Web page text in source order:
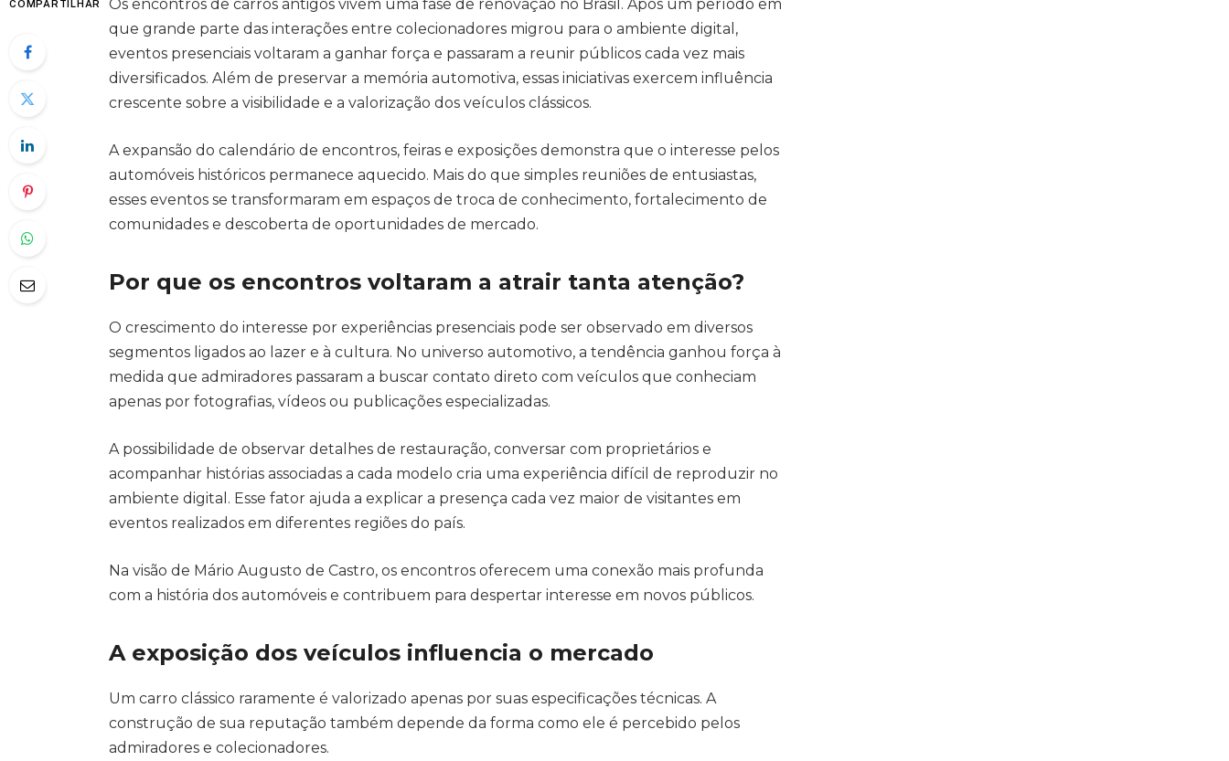
COMPARTILHAR
Os encontros de carros antigos vivem uma fase de renovação no Brasil. Após um período em
que grande parte das interações entre colecionadores migrou para o ambiente digital,
eventos presenciais voltaram a ganhar força e passaram a reunir públicos cada vez mais
diversificados. Além de preservar a memória automotiva, essas iniciativas exercem influência
crescente sobre a visibilidade e a valorização dos veículos clássicos.
A expansão do calendário de encontros, feiras e exposições demonstra que o interesse pelos
automóveis históricos permanece aquecido. Mais do que simples reuniões de entusiastas,
esses eventos se transformaram em espaços de troca de conhecimento, fortalecimento de
comunidades e descoberta de oportunidades de mercado.
Por que os encontros voltaram a atrair tanta atenção?
O crescimento do interesse por experiências presenciais pode ser observado em diversos
segmentos ligados ao lazer e à cultura. No universo automotivo, a tendência ganhou força à
medida que admiradores passaram a buscar contato direto com veículos que conheciam
apenas por fotografias, vídeos ou publicações especializadas.
A possibilidade de observar detalhes de restauração, conversar com proprietários e
acompanhar histórias associadas a cada modelo cria uma experiência difícil de reproduzir no
ambiente digital. Esse fator ajuda a explicar a presença cada vez maior de visitantes em
eventos realizados em diferentes regiões do país.
Na visão de Mário Augusto de Castro, os encontros oferecem uma conexão mais profunda
com a história dos automóveis e contribuem para despertar interesse em novos públicos.
A exposição dos veículos influencia o mercado
Um carro clássico raramente é valorizado apenas por suas especificações técnicas. A
construção de sua reputação também depende da forma como ele é percebido pelos
admiradores e colecionadores.